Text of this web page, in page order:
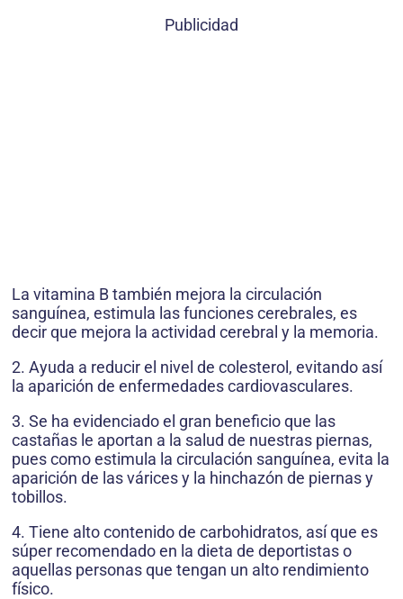
Publicidad
La vitamina B también mejora la circulación
sanguínea, estimula las funciones cerebrales, es
decir que mejora la actividad cerebral y la memoria.
2. Ayuda a reducir el nivel de colesterol, evitando así
la aparición de enfermedades cardiovasculares.
3. Se ha evidenciado el gran beneficio que las
castañas le aportan a la salud de nuestras piernas,
pues como estimula la circulación sanguínea, evita la
aparición de las várices y la hinchazón de piernas y
tobillos.
4. Tiene alto contenido de carbohidratos, así que es
súper recomendado en la dieta de deportistas o
aquellas personas que tengan un alto rendimiento
físico.